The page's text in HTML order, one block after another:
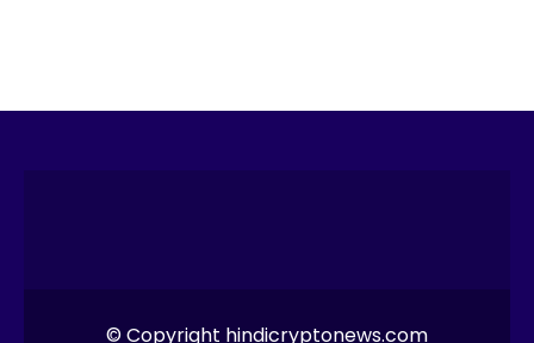
© Copyright hindicryptonews.com